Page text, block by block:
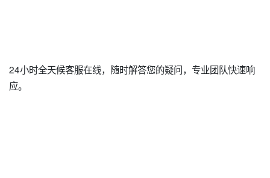
24小时全天候客服在线，随时解答您的疑问，专业团队快速响
应。